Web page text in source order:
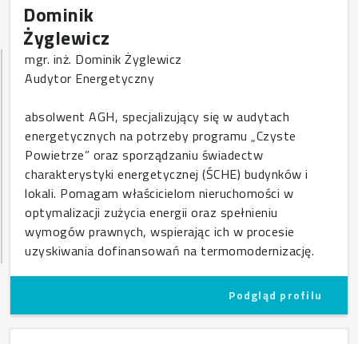
Dominik
Żyglewicz
mgr. inż. Dominik Żyglewicz
Audytor Energetyczny
absolwent AGH, specjalizujący się w audytach
energetycznych na potrzeby programu „Czyste
Powietrze” oraz sporządzaniu świadectw
charakterystyki energetycznej (ŚCHE) budynków i
lokali. Pomagam właścicielom nieruchomości w
optymalizacji zużycia energii oraz spełnieniu
wymogów prawnych, wspierając ich w procesie
uzyskiwania dofinansowań na termomodernizację.
Podgląd profilu